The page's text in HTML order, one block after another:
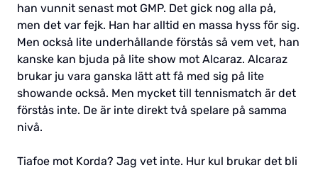
han vunnit senast mot GMP. Det gick nog alla på,
men det var fejk. Han har alltid en massa hyss för sig.
Men också lite underhållande förstås så vem vet, han
kanske kan bjuda på lite show mot Alcaraz. Alcaraz
brukar ju vara ganska lätt att få med sig på lite
showande också. Men mycket till tennismatch är det
förstås inte. De är inte direkt två spelare på samma
nivå.
Tiafoe mot Korda? Jag vet inte. Hur kul brukar det bli